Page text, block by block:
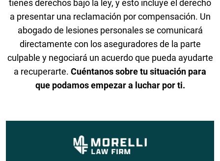
tienes derechos bajo la ley, y esto incluye el derecho
a presentar una reclamación por compensación. Un
abogado de lesiones personales se comunicará
directamente con los aseguradores de la parte
culpable y negociará un acuerdo que pueda ayudarte
a recuperarte. Cuéntanos sobre tu situación para
que podamos empezar a luchar por ti.